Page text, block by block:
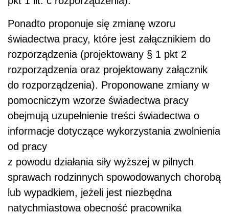
Ponadto proponuje się zmianę wzoru
świadectwa pracy, które jest załącznikiem do
rozporządzenia (projektowany § 1 pkt 2
rozporządzenia oraz projektowany załącznik
do rozporządzenia). Proponowane zmiany w
pomocniczym wzorze świadectwa pracy
obejmują uzupełnienie treści świadectwa o
informacje dotyczące wykorzystania zwolnienia
od pracy
z powodu działania siły wyższej w pilnych
sprawach rodzinnych spowodowanych chorobą
lub wypadkiem, jeżeli jest niezbędna
natychmiastowa obecność pracownika